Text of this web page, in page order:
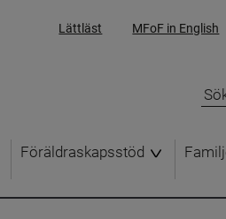
Lättläst MFoF in English
Föräldraskapsstöd